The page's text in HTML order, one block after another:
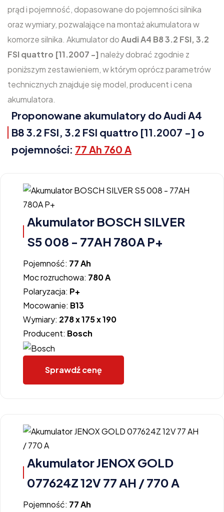
prąd i pojemność, dopasowane do pojemności silnika
oraz wymiary, pozwalające na montaż akumulatora w
komorze silnika. Akumulator doAudi A4 B8 3.2 FSI, 3.2
FSI quattro [11.2007 -] należy dobrać zgodnie z
poniższym zestawieniem, w którym oprócz parametrów
technicznych znajduje się model, producent i cena
akumulatora.
Proponowane akumulatory do Audi A4
B8 3.2 FSI, 3.2 FSI quattro [11.2007 -] o
pojemności: 77 Ah 760 A
Akumulator BOSCH SILVER
S5 008 - 77AH 780A P+
Pojemność: 77 Ah
Moc rozruchowa: 780 A
Polaryzacja: P+
Mocowanie: B13
Wymiary: 278 x 175 x 190
Producent: Bosch
Sprawdź cenę
Akumulator JENOX GOLD
077624Z 12V 77 AH / 770 A
Pojemność: 77 Ah